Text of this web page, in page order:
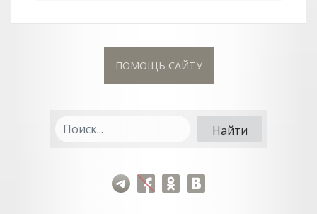
ПОМОЩЬ САЙТУ